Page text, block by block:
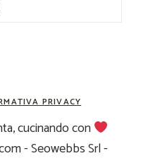
PRIVACY
cucinando con
- Seowebbs Srl -